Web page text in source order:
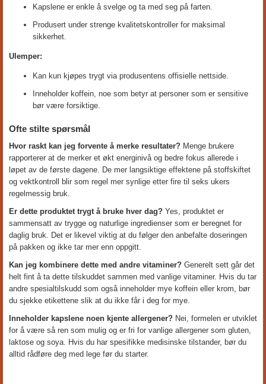
Kapslene er enkle å svelge og ta med seg på farten.
Produsert under strenge kvalitetskontroller for maksimal
sikkerhet.
Ulemper:
Kan kun kjøpes trygt via produsentens offisielle nettside.
Inneholder koffein, noe som betyr at personer som er sensitive
bør være forsiktige.
Ofte stilte spørsmål
Hvor raskt kan jeg forvente å merke resultater? Menge brukere
rapporterer at de merker et økt energinivå og bedre fokus allerede i
løpet av de første dagene. De mer langsiktige effektene på stoffskiftet
og vektkontroll blir som regel mer synlige etter fire til seks ukers
regelmessig bruk.
Er dette produktet trygt å bruke hver dag? Yes, produktet er
sammensatt av trygge og naturlige ingredienser som er beregnet for
daglig bruk. Det er likevel viktig at du følger den anbefalte doseringen
på pakken og ikke tar mer enn oppgitt.
Kan jeg kombinere dette med andre vitaminer? Generelt sett går det
helt fint å ta dette tilskuddet sammen med vanlige vitaminer. Hvis du tar
andre spesialtilskudd som også inneholder mye koffein eller krom, bør
du sjekke etikettene slik at du ikke får i deg for mye.
Inneholder kapslene noen kjente allergener? Nei, formelen er utviklet
for å være så ren som mulig og er fri for vanlige allergener som gluten,
laktose og soya. Hvis du har spesifikke medisinske tilstander, bør du
alltid rådføre deg med lege før du starter.